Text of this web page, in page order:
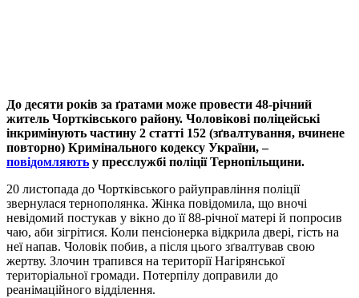
До десяти років за ґратами може провести 48-річний
житель Чортківського району. Чоловікові поліцейські
інкримінують частину 2 статті 152 (зґвалтування, вчинене
повторно) Кримінального кодексу України, –
повідомляють у пресслужбі поліції Тернопільщини.
20 листопада до Чортківського райуправління поліції
звернулася тернополянка. Жінка повідомила, що вночі
невідомий постукав у вікно до її 88-річної матері й попросив
чаю, аби зігрітися. Коли пенсіонерка відкрила двері, гість на
неї напав. Чоловік побив, а після цього зґвалтував свою
жертву. Злочин трапився на території Нагірянської
територіальної громади. Потерпілу доправили до
реанімаційного відділення.